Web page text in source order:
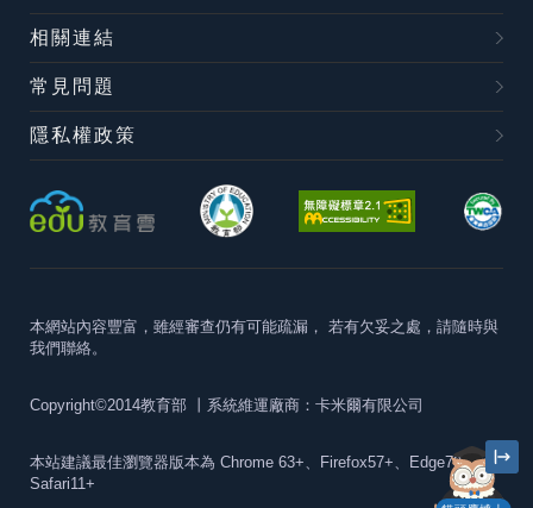
相關連結
常見問題
隱私權政策
本網站內容豐富，雖經審查仍有可能疏漏， 若有欠妥之處，請隨時與
我們聯絡。
Copyright©2014教育部 丨系統維運廠商：卡米爾有限公司
本站建議最佳瀏覽器版本為 Chrome 63+、Firefox57+、Edge79+及
Safari11+